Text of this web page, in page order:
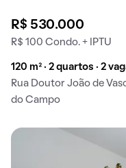
R$ 530.000
R$ 100 Condo. + IPTU
120 m² · 2 quartos · 2
Rua Doutor João de
do Campo